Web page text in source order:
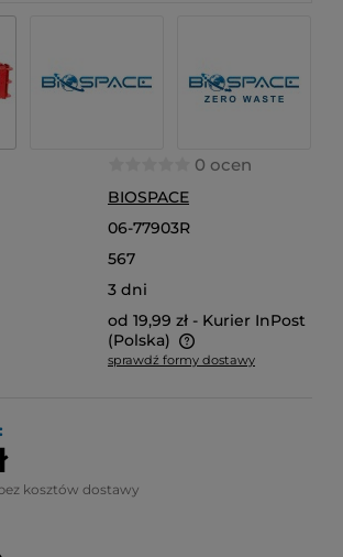
0 ocen
BIOSPACE
06-77903R
567
3 dni
od 19,99 zł - Kurier InPost
(Polska)
ewentualnych kosztów płatności
sprawdź formy dostawy
kosztów dostawy